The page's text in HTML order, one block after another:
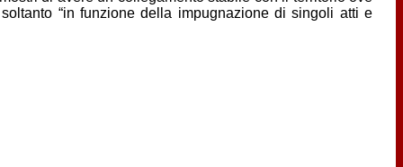
“in funzione della impugnazione di singoli atti e